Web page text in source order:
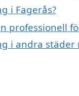
i Fagerås?
professionell
i andra städer